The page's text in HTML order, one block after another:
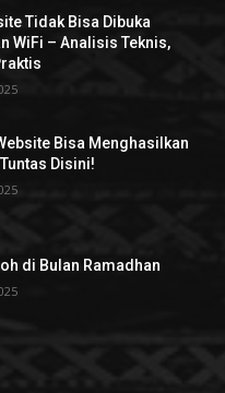
Tidak Bisa Dibuka
WiFi – Analisis Teknis,
Bisa Menghasilkan
Disini!
di Bulan Ramadhan